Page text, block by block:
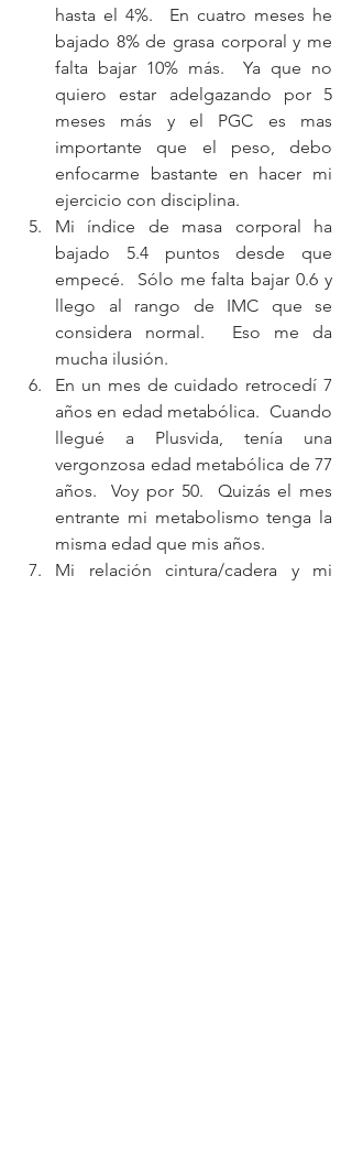
hasta el 4%.  En cuatro meses he
bajado 8% de grasa corporal y me
falta bajar 10% más.  Ya que no
quiero estar adelgazando por 5
meses más y el PGC es mas
importante que el peso, debo
enfocarme bastante en hacer mi
ejercicio con disciplina.
Mi índice de masa corporal ha
bajado 5.4 puntos desde que
empecé.  Sólo me falta bajar 0.6 y
llego al rango de IMC que se
considera normal.  Eso me da
mucha ilusión.
En un mes de cuidado retrocedí 7
años en edad metabólica.  Cuando
llegué a Plusvida, tenía una
vergonzosa edad metabólica de 77
años.  Voy por 50.  Quizás el mes
entrante mi metabolismo tenga la
misma edad que mis años.
Mi relación cintura/cadera y mi